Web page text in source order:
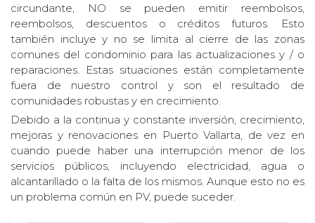
circundante, NO se pueden emitir reembolsos,
reembolsos, descuentos o créditos futuros. Esto
también incluye y no se limita al cierre de las zonas
comunes del condominio para las actualizaciones y / o
reparaciones. Estas situaciones están completamente
fuera de nuestro control y son el resultado de
comunidades robustas y en crecimiento.
Debido a la continua y constante inversión, crecimiento,
mejoras y renovaciones en Puerto Vallarta, de vez en
cuando puede haber una interrupción menor de los
servicios públicos, incluyendo electricidad, agua o
alcantarillado o la falta de los mismos. Aunque esto no es
un problema común en PV, puede suceder.